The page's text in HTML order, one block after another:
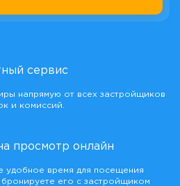
сервис
напрямую от всех застройщиков
и комиссий.
просмотр онлайн
удобное время для посещения
бронируете его с застройщиком